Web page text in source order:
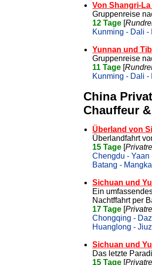
Von Shangri-
Gruppenreise
12 Tage [
Kunming - Dali
Yunnan und
Gruppenreise
11 Tage [
Kunming - Dali -
China
Chauffeur
Überland von
Überlandfahrt
15 Tage [
Chengdu - Yaan
Batang -
Sichuan und
Ein
Nachtffahrt per
17 Tage [
Chongqing -
Huanglong -
Sichuan und
Das letzte
15 Tage [